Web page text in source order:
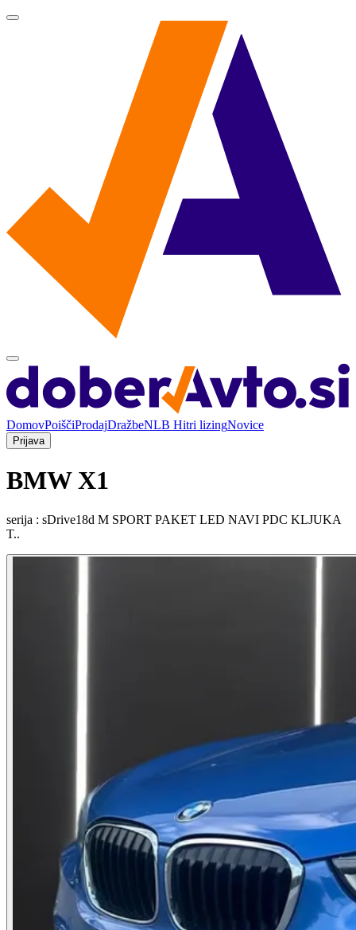
DomovPoiščiProdajDražbeNLB Hitri lizingNovice
Prijava
BMW X1
serija : sDrive18d M SPORT PAKET LED NAVI PDC KLJUKA
T..